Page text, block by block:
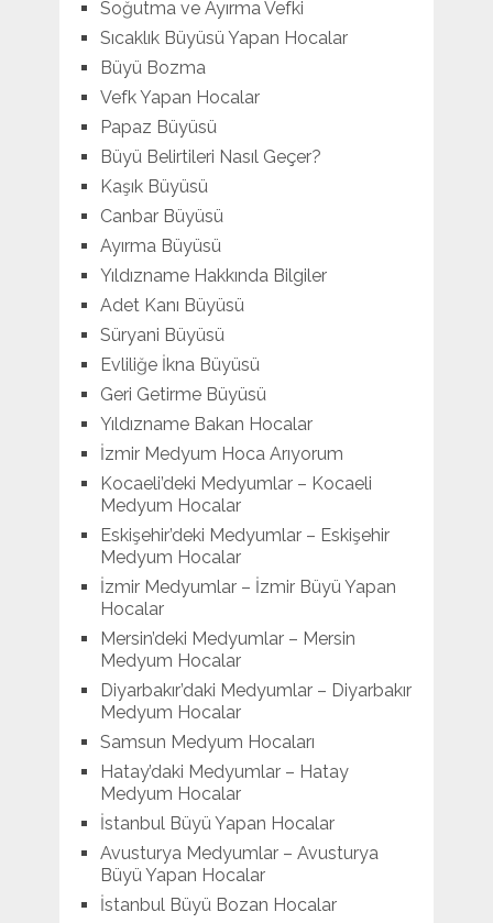
Soğutma ve Ayırma Vefki
Sıcaklık Büyüsü Yapan Hocalar
Büyü Bozma
Vefk Yapan Hocalar
Papaz Büyüsü
Büyü Belirtileri Nasıl Geçer?
Kaşık Büyüsü
Canbar Büyüsü
Ayırma Büyüsü
Yıldızname Hakkında Bilgiler
Adet Kanı Büyüsü
Süryani Büyüsü
Evliliğe İkna Büyüsü
Geri Getirme Büyüsü
Yıldızname Bakan Hocalar
İzmir Medyum Hoca Arıyorum
Kocaeli’deki Medyumlar – Kocaeli
Medyum Hocalar
Eskişehir’deki Medyumlar – Eskişehir
Medyum Hocalar
İzmir Medyumlar – İzmir Büyü Yapan
Hocalar
Mersin’deki Medyumlar – Mersin
Medyum Hocalar
Diyarbakır’daki Medyumlar – Diyarbakır
Medyum Hocalar
Samsun Medyum Hocaları
Hatay’daki Medyumlar – Hatay
Medyum Hocalar
İstanbul Büyü Yapan Hocalar
Avusturya Medyumlar – Avusturya
Büyü Yapan Hocalar
İstanbul Büyü Bozan Hocalar